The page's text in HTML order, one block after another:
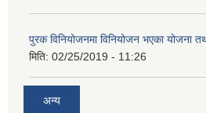
पुरक विनियोजनमा विनियोजन भएका योजना
मिति: 02/25/2019 - 11:26
अन्य